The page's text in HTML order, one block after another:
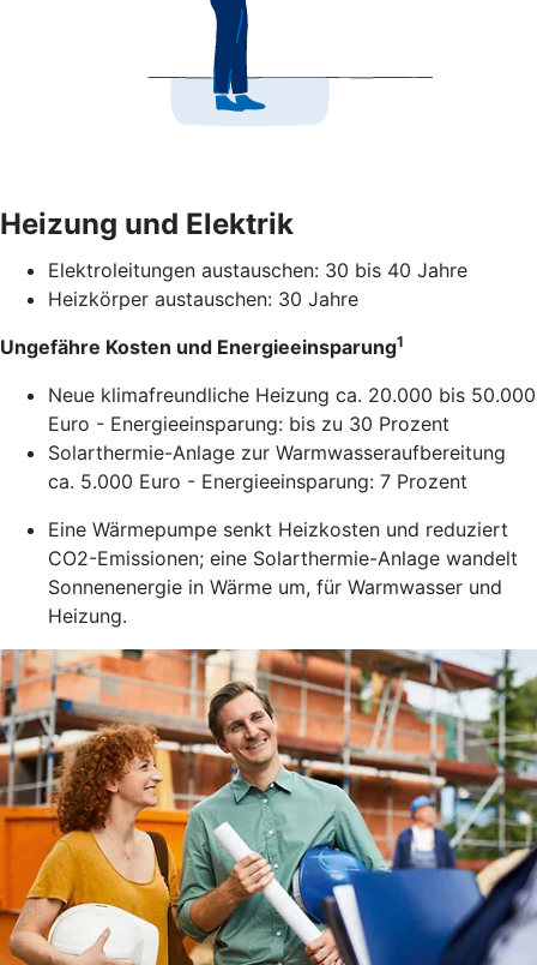
Heizung und Elektrik
Elektroleitungen austauschen: 30 bis 40 Jahre
Heizkörper austauschen: 30 Jahre
Ungefähre Kosten und Energieeinsparung1
Neue klimafreundliche Heizung ca. 20.000 bis 50.000
Euro - Energieeinsparung: bis zu 30 Prozent
Solarthermie-Anlage zur Warmwasseraufbereitung
ca. 5.000 Euro - Energieeinsparung: 7 Prozent
Eine Wärmepumpe senkt Heizkosten und reduziert
CO2-Emissionen; eine Solarthermie-Anlage wandelt
Sonnenenergie in Wärme um, für Warmwasser und
Heizung.